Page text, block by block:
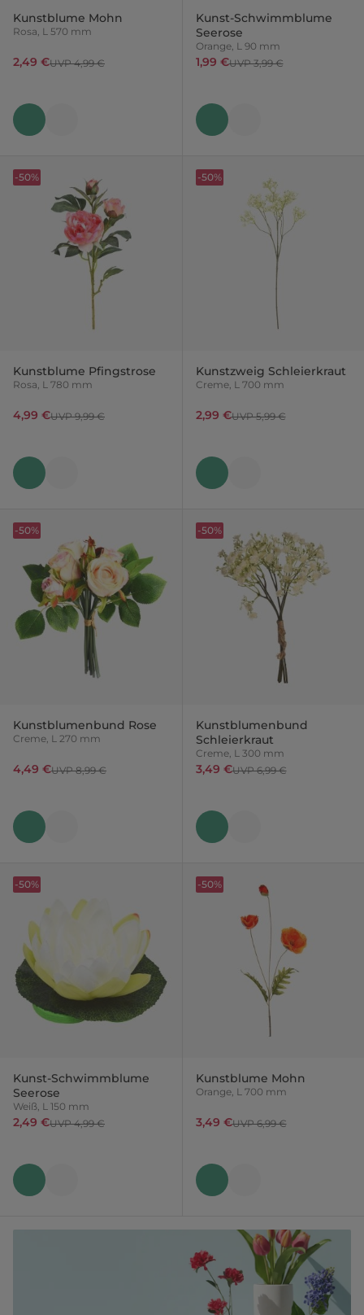
Kunstblume Mohn
Rosa, L 570 mm
2,49 €UVP 4,99 €
Kunst-Schwimmblume
Seerose
Orange, L 90 mm
1,99 €UVP 3,99 €
Kunstblume Pfingstrose
Rosa, L 780 mm
4,99 €UVP 9,99 €
-50%
Kunstzweig Schleierkraut
Creme, L 700 mm
2,99 €UVP 5,99 €
-50%
Kunstblumenbund Rose
Creme, L 270 mm
4,49 €UVP 8,99 €
-50%
Kunstblumenbund
Schleierkraut
Creme, L 300 mm
3,49 €UVP 6,99 €
-50%
Kunst-Schwimmblume
Seerose
Weiß, L 150 mm
2,49 €UVP 4,99 €
-50%
Kunstblume Mohn
Orange, L 700 mm
3,49 €UVP 6,99 €
-50%